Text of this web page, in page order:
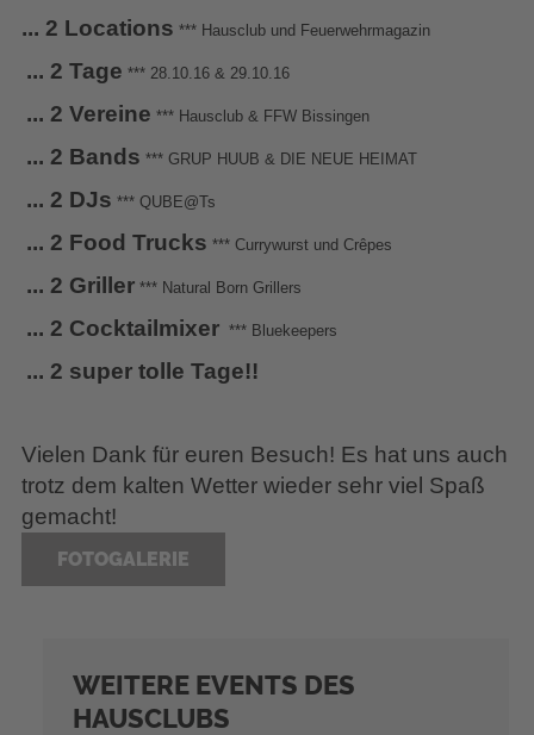
... 2 Locations *** Hausclub und Feuerwehrmagazin
... 2 Tage *** 28.10.16 & 29.10.16
... 2 Vereine *** Hausclub & FFW Bissingen
... 2 Bands *** GRUP HUUB & DIE NEUE HEIMAT
... 2 DJs *** QUBE@Ts
... 2 Food Trucks *** Currywurst und Crêpes
... 2 Griller *** Natural Born Grillers
... 2 Cocktailmixer *** Bluekeepers
... 2 super tolle Tage!!
Vielen Dank für euren Besuch! Es hat uns auch
trotz dem kalten Wetter wieder sehr viel Spaß
gemacht!
FOTOGALERIE
WEITERE EVENTS DES
HAUSCLUBS